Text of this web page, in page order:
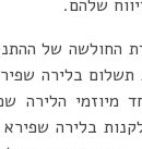
שלהם.
החולשה של
בלירה
מיוזמי הלירה
בלירה